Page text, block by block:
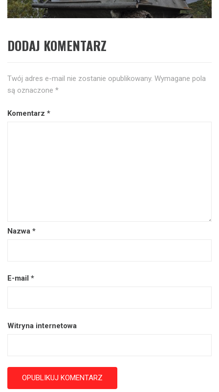
DODAJ KOMENTARZ
Twój adres e-mail nie zostanie opublikowany. Wymagane pola
są oznaczone *
Komentarz *
Nazwa *
E-mail *
Witryna internetowa